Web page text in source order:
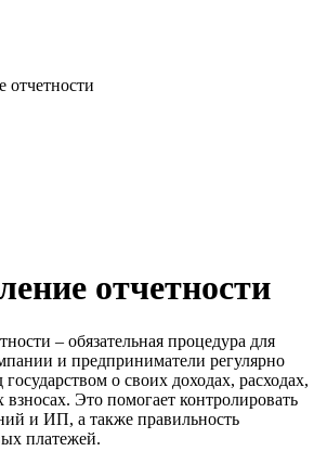
отчетности
отчетности
– обязательная процедура для
и предприниматели регулярно
о своих доходах, расходах,
взносах. Это помогает контролировать
и ИП, а также правильность
платежей.